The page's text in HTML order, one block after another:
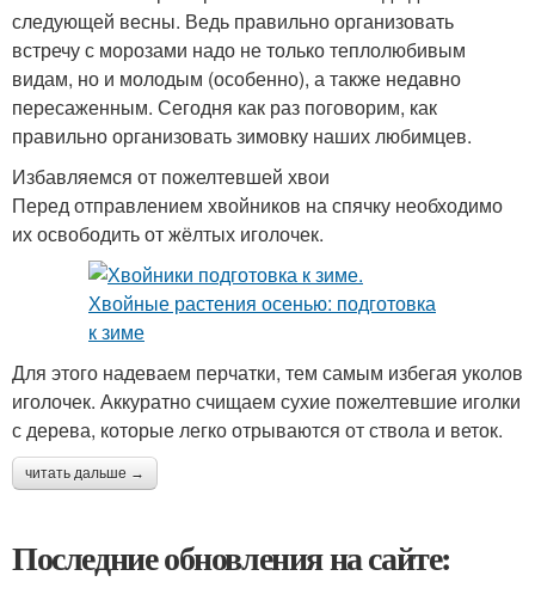
следующей весны. Ведь правильно организовать
встречу с морозами надо не только теплолюбивым
видам, но и молодым (особенно), а также недавно
пересаженным. Сегодня как раз поговорим, как
правильно организовать зимовку наших любимцев.
Избавляемся от пожелтевшей хвои
Перед отправлением хвойников на спячку необходимо
их освободить от жёлтых иголочек.
Для этого надеваем перчатки, тем самым избегая уколов
иголочек. Аккуратно счищаем сухие пожелтевшие иголки
с дерева, которые легко отрываются от ствола и веток.
читать дальше →
Последние обновления на сайте: